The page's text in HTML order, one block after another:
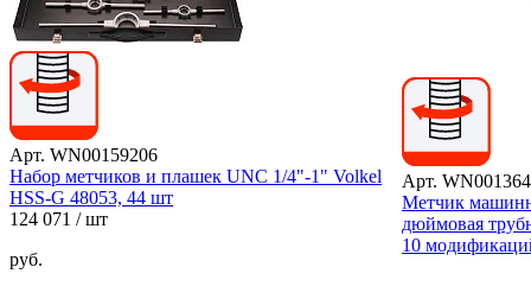
Арт. WN00159206
Набор метчиков и плашек UNC 1/4"-1" Volkel
HSS-G 48053, 44 шт
124 071 / шт
руб.
Арт.
Метчик
дюймовая
10